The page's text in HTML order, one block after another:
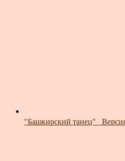
"Башкирский танец"_